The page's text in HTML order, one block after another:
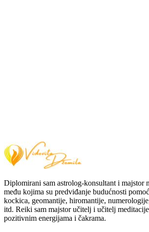
Diplomirani sam astrolog-konsultant i majstor
među kojima su predviđanje budućnosti
kockica, geomantije, hiromantije,
itd. Reiki sam majstor učitelj i učitelj
pozitivnim energijama i čakrama.